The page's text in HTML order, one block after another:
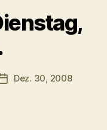
Veröffentlichungsdatum
Dez. 30, 2008